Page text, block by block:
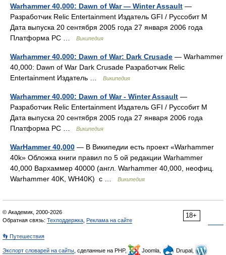
Warhammer 40,000: Dawn of War — Winter Assault —
Разработчик Relic Entertainment Издатель GFI / Руссобит М
Дата выпуска 20 сентября 2005 года 27 января 2006 года
Платформа PC …
Википедия
Warhammer 40,000: Dawn of War: Dark Crusade — Warhammer
40,000: Dawn of War Dark Crusade Разработчик Relic
Entertainment Издатель …
Википедия
Warhammer 40,000: Dawn of War - Winter Assault —
Разработчик Relic Entertainment Издатель GFI / Руссобит М
Дата выпуска 20 сентября 2005 года 27 января 2006 года
Платформа PC …
Википедия
WarHammer 40,000 — В Википедии есть проект «Warhammer
40k» Обложка книги правил по 5 ой редакции Warhammer
40,000 Вархаммер 40000 (англ. Warhammer 40,000, неофиц.
Warhammer 40K, WH40K) с …
Википедия
18+
© Академик, 2000-2026
Обратная связь: Техподдержка Реклама на сайте
👣 Путешествия
Экспорт словарей на сайты , сделанные на PHP, Joomla,
Drupal,